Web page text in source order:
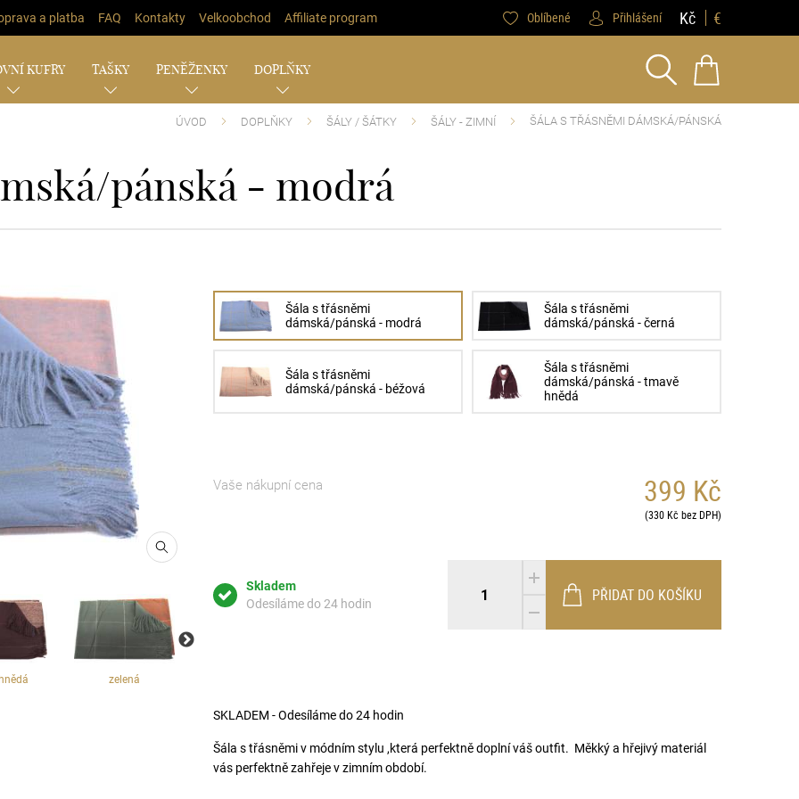
a platba FAQ Kontakty Velkoobchod Affiliate program Oblíbené Přihlášení Kč €
KUFRY TAŠKY PENĚŽENKY DOPLŇKY
ÚVOD DOPLŇKY ŠÁLY / ŠÁTKY ŠÁLY - ZIMNÍ ŠÁLA S TŘÁSNĚMI DÁMSKÁ/PÁNSKÁ
pánská - modrá
zelená
Šála s třásněmi
dámská/pánská - modrá
Šála s třásněmi
dámská/pánská - černá
Šála s třásněmi
dámská/pánská - béžová
Šála s třásněmi
dámská/pánská - tmavě
hnědá
Vaše nákupní cena 399 Kč
(330 Kč bez DPH)
Skladem
Odesíláme do 24 hodin
PŘIDAT DO KOŠÍKU
SKLADEM - Odesíláme do 24 hodin
Šála s třásněmi v módním stylu ,která perfektně doplní váš outfit. Měkký a hřejivý materiál
vás perfektně zahřeje v zimním období.